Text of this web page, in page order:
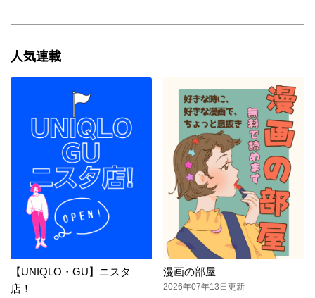
人気連載
【UNIQLO・GU】ニスタ
店！
漫画の部屋
2026年07年13日更新